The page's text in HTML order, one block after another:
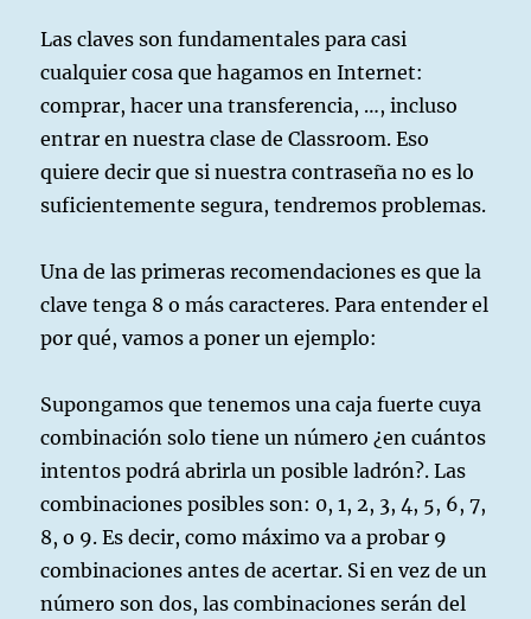
Las claves son fundamentales para casi
cualquier cosa que hagamos en Internet:
comprar, hacer una transferencia, …, incluso
entrar en nuestra clase de Classroom. Eso
quiere decir que si nuestra contraseña no es lo
suficientemente segura, tendremos problemas.
Una de las primeras recomendaciones es que la
clave tenga 8 o más caracteres. Para entender el
por qué, vamos a poner un ejemplo:
Supongamos que tenemos una caja fuerte cuya
combinación solo tiene un número ¿en cuántos
intentos podrá abrirla un posible ladrón?. Las
combinaciones posibles son: 0, 1, 2, 3, 4, 5, 6, 7,
8, o 9. Es decir, como máximo va a probar 9
combinaciones antes de acertar. Si en vez de un
número son dos, las combinaciones serán del